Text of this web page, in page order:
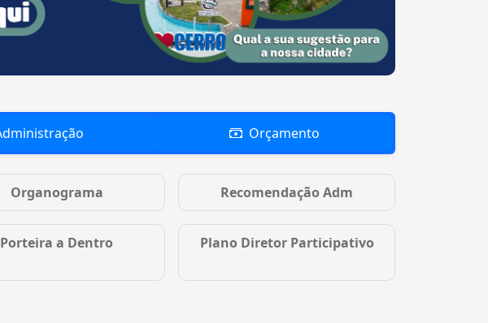
Orçamento
Organograma Recomendação Adm
Porteira a Dentro Plano Diretor Participativo